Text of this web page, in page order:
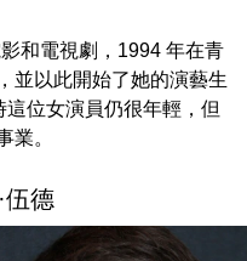
和電視劇，1994 年在青
並以此開始了她的演藝生
位女演員仍很年輕，但
業。
伍德